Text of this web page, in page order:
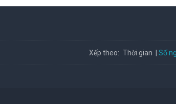
Xếp theo: Thời gian Số